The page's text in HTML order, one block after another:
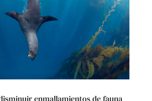
enmallamientos de fauna